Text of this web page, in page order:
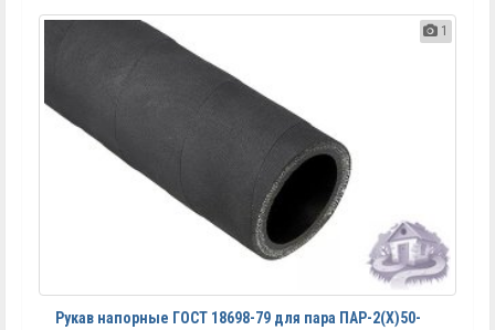
1
Рукав напорные ГОСТ 18698-79 для пара ПАР-2(Х)50-